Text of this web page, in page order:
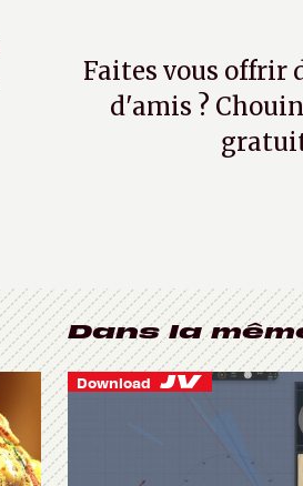
Faites vous offrir
d'amis ?
Dans la
Download